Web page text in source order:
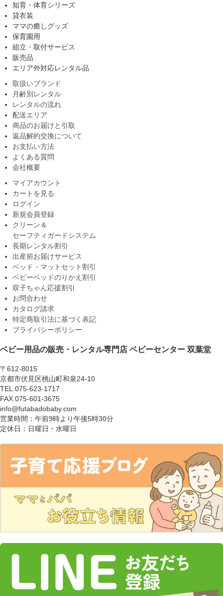
知育・体育シリーズ
貸衣装
ママの癒しグッズ
保育園用
組立・取付サービス
販売品
エリア外対応レンタル品
取扱いブランド
月齢別レンタル
レンタルの流れ
配送エリア
商品のお届けと引取
返品解約交換について
お支払い方法
よくある質問
会社概要
マイアカウント
カートを見る
ログイン
新規会員登録
クリーン＆
セーフティガードシステム
長期レンタル割引
出産前お届けサービス
ベッド・マットセット割引
ベビーベッドのりかえ割引
双子ちゃん応援割引
お問合わせ
カタログ請求
特定商取引法に基づく表記
プライバシーポリシー
ベビー用品の販売・レンタル専門店 ベビーセンター 双葉堂
〒612-8015
京都市伏見区桃山町和泉24-10
TEL.075-623-1717
FAX.075-601-3675
info@futabadobaby.com
営業時間：午前9時より午後5時30分
定休日：日曜日・水曜日